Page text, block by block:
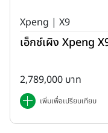
Xpeng | X9
เอ็กซ์เผิง Xpeng
2,789,000 บาท
เพิ่มเพื่อเปรียบเทียบ